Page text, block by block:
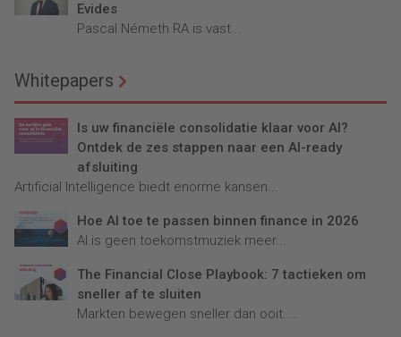
Evides
Pascal Németh RA is vast...
Whitepapers
Is uw financiële consolidatie klaar voor AI?
Ontdek de zes stappen naar een AI-ready
afsluiting
Artificial Intelligence biedt enorme kansen...
Hoe AI toe te passen binnen finance in 2026
AI is geen toekomstmuziek meer...
The Financial Close Playbook: 7 tactieken om
sneller af te sluiten
Markten bewegen sneller dan ooit....